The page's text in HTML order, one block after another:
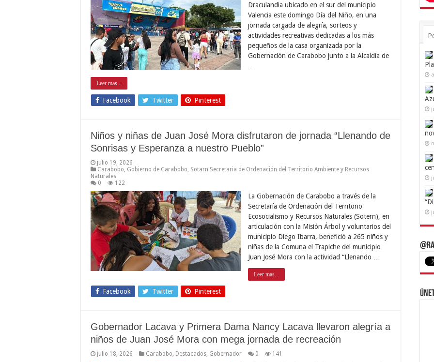
Draculandia ubicado en el sur del municipio
Valencia este domingo Día del Niño, en una
jornada cargada de alegría, sorteos y
actividades recreativas dedicadas a los más
pequeños de la casa organizada por la
Gobernación de Carabobo junto a la Alcaldía de
Leer mas...
Facebook Twitter Pinterest
Niños y niñas de Juan José Mora disfrutaron de jornada “Llenando de
Sonrisas y Esperanza a nuestro Pueblo”
julio 19, 2026
Carabobo Gobierno de Carabobo Sotarn Secretaria de Ordenación del Territorio Ambiente y Recursos
Naturales
0
122
La Gobernación de Carabobo a través de la
Secretaría de Ordenación del Territorio
Ecosocialismo y Recursos Naturales (Sotern), en
articulación con la Misión Árbol y voluntarios del
municipio Diego Ibarra, benefició a 265 niños y
niñas de la Comuna el Trapiche del municipio
Juan José Mora con la actividad “Llenando …
Leer mas...
Facebook Twitter Pinterest
Gobernador Lacava y Primera Dama Nancy Lacava llevaron alegría a
niños de Juan José Mora con mega jornada de recreación
julio 18, 2026 Carabobo Destacados Gobernador 0 141